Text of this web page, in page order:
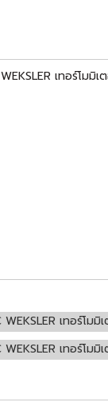
WEKSLER เทอ
WEKSLER เท
WEKSLER เท